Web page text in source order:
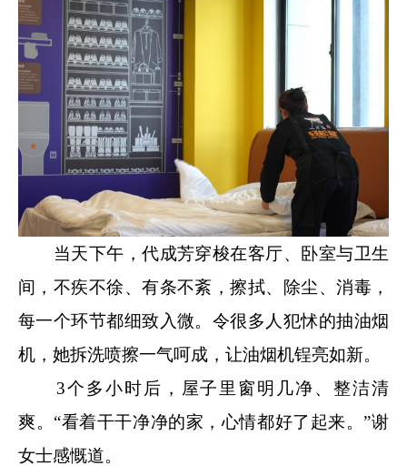
当天下午，代成芳穿梭在客厅、卧室与卫生
间，不疾不徐、有条不紊，擦拭、除尘、消毒，
每一个环节都细致入微。令很多人犯怵的抽油烟
机，她拆洗喷擦一气呵成，让油烟机锃亮如新。
3个多小时后，屋子里窗明几净、整洁清
爽。“看着干干净净的家，心情都好了起来。”谢
女士感慨道。